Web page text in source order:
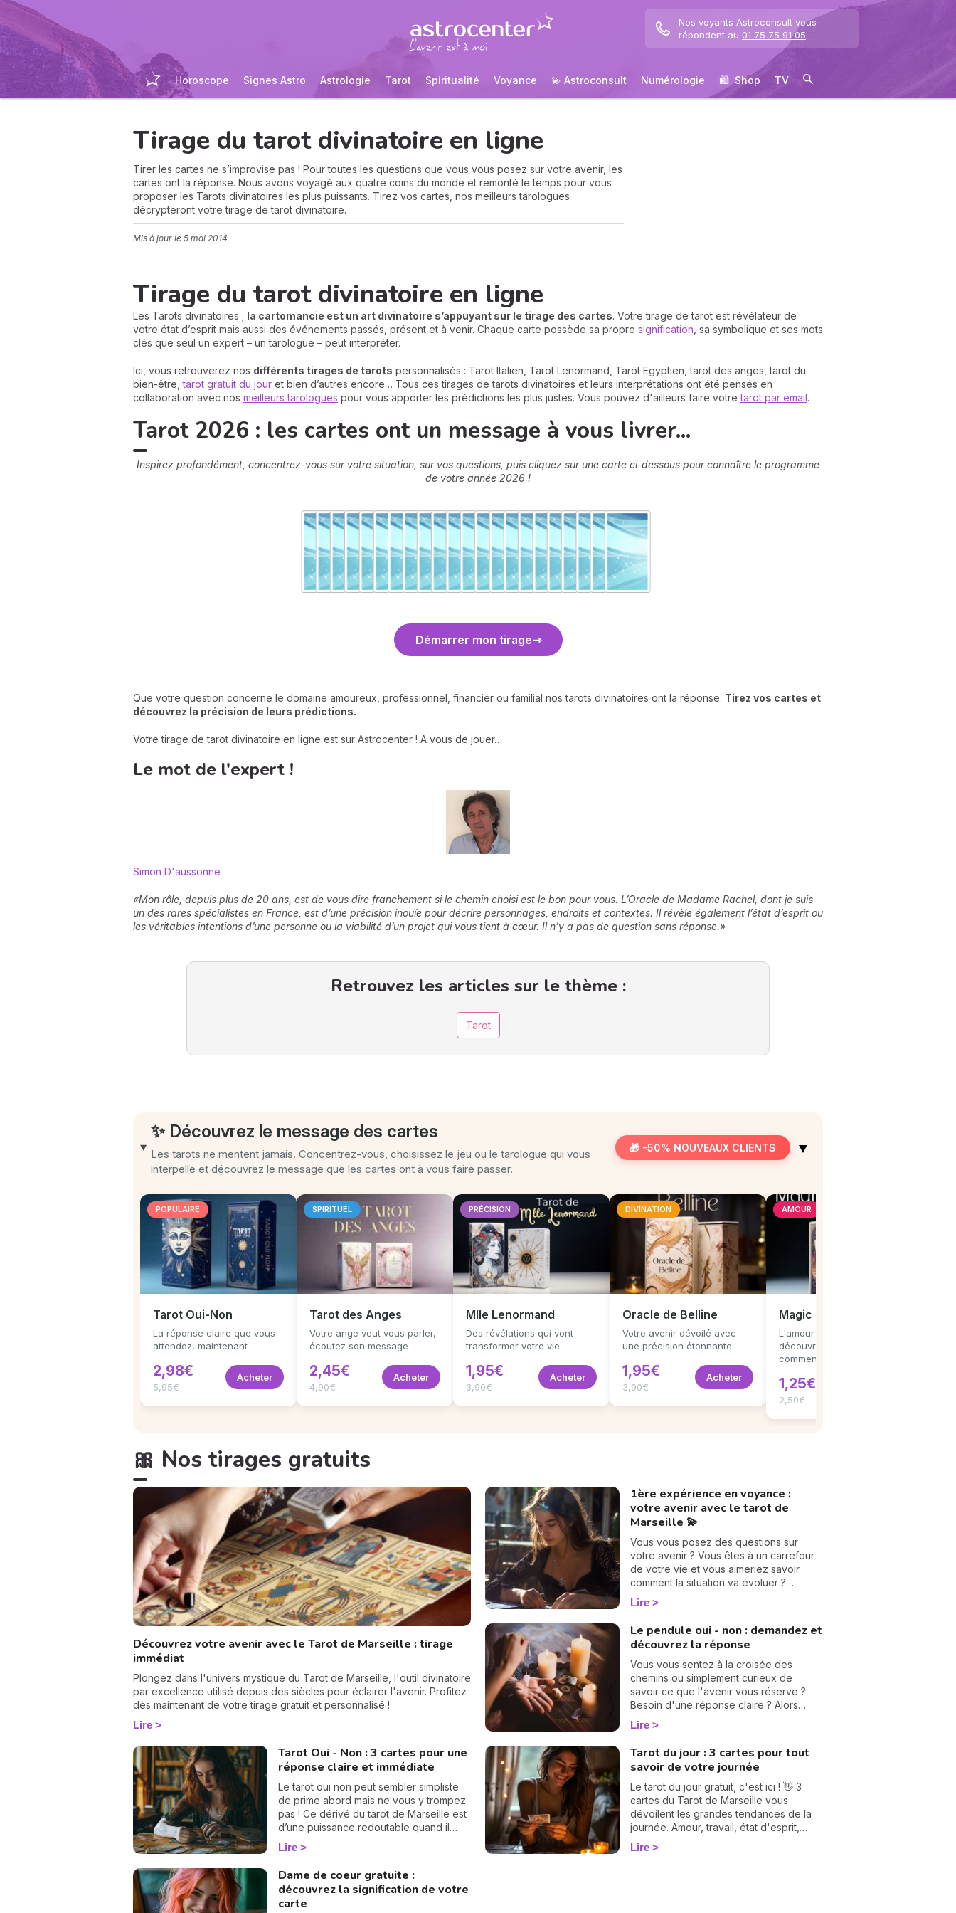
Nos voyants Astroconsult vous
répondent au 01 75 75 91 05
Horoscope Signes Astro Astrologie Tarot Spiritualité Voyance 💫 Astroconsult Numérologie 🛍 ️ Shop TV
Tirage du tarot divinatoire en ligne
Tirer les cartes ne s’improvise pas ! Pour toutes les questions que vous vous posez sur votre avenir, les
cartes ont la réponse. Nous avons voyagé aux quatre coins du monde et remonté le temps pour vous
proposer les Tarots divinatoires les plus puissants. Tirez vos cartes, nos meilleurs tarologues
décrypteront votre tirage de tarot divinatoire.
Mis à jour le 5 mai 2014
Tirage du tarot divinatoire en ligne
Les Tarots divinatoires ; la cartomancie est un art divinatoire s’appuyant sur le tirage des cartes. Votre tirage de tarot est révélateur de
votre état d’esprit mais aussi des événements passés, présent et à venir. Chaque carte possède sa propre signification , sa symbolique et ses mots
clés que seul un expert – un tarologue – peut interpréter.
Ici, vous retrouverez nos différents tirages de tarots personnalisés : Tarot Italien, Tarot Lenormand, Tarot Egyptien, tarot des anges, tarot du
bien-être,tarot gratuit du jour et bien d’autres encore… Tous ces tirages de tarots divinatoires et leurs interprétations ont été pensés en
collaboration avec nos meilleurs tarologues pour vous apporter les prédictions les plus justes. Vous pouvez d'ailleurs faire votretarot par email.
Tarot 2026 : les cartes ont un message à vous livrer...
Inspirez profondément, concentrez-vous sur votre situation, sur vos questions, puis cliquez sur une carte ci-dessous pour connaître le programme
de votre année 2026 !
Démarrer mon tirage
Que votre question concerne le domaine amoureux, professionnel, financier ou familial nos tarots divinatoires ont la réponse. Tirez vos cartes et
découvrez la précision de leurs prédictions.
Votre tirage de tarot divinatoire en ligne est sur Astrocenter ! A vous de jouer…
Le mot de l'expert !
Simon D'aussonne
«Mon rôle, depuis plus de 20 ans, est de vous dire franchement si le chemin choisi est le bon pour vous. L’Oracle de Madame Rachel, dont je suis
un des rares spécialistes en France, est d’une précision inouïe pour décrire personnages, endroits et contextes. Il révèle également l’état d’esprit ou
les véritables intentions d’une personne ou la viabilité d’un projet qui vous tient à cœur. Il n’y a pas de question sans réponse.»
Retrouvez les articles sur le thème :
Tarot
✨ Découvrez le message des cartes
Les tarots ne mentent jamais. Concentrez-vous, choisissez le jeu ou le tarologue qui vous
interpelle et découvrez le message que les cartes ont à vous faire passer.
🎁 -50% NOUVEAUX CLIENTS ▼
POPULAIRE
Tarot Oui-Non
La réponse claire que vous
attendez, maintenant
2,98€
5,95€
Acheter
SPIRITUEL
Tarot des Anges
Votre ange veut vous parler,
écoutez son message
2,45€
4,90€
Acheter
PRÉCISION
Mlle Lenormand
Des révélations qui vont
transformer votre vie
1,95€
3,90€
Acheter
DIVINATION
Oracle de Belline
Votre avenir dévoilé avec
une précision étonnante
1,95€
3,90€
Acheter
AMOUR
Magic Love Tarot
L'amour vous attend,
découvrez quand et
comment
1,25€
2,50€
🎀 Nos tirages gratuits
Découvrez votre avenir avec le Tarot de Marseille : tirage
immédiat
Plongez dans l'univers mystique du Tarot de Marseille, l'outil divinatoire
par excellence utilisé depuis des siècles pour éclairer l'avenir. Profitez
dès maintenant de votre tirage gratuit et personnalisé !
Lire
1ère expérience en voyance :
votre avenir avec le tarot de
Marseille 💫
Vous vous posez des questions sur
votre avenir ? Vous êtes à un carrefour
de votre vie et vous aimeriez savoir
comment la situation va évoluer ?
Obtenir des réponses à vos questions ?
Alors vous êtes au bon endroit, vous
tarots vous permettant de vivre une
première expérience de voyance.
Profitez-en et n'hésitez pas à nous
laisser un petit mot après avoir fait votre
tirage.
Lire
Le pendule oui - non : demandez et
découvrez la réponse
Vous vous sentez à la croisée des
chemins ou simplement curieux de
savoir ce que l'avenir vous réserve ?
Besoin d'une réponse claire ? Alors
vous êtes au bon endroit ! Je vous invite
à explorer le monde fascinant du
par oui ou par non. Que vous soyez
novice ou déjà adepte, il pourrait bien
vous éclairer de manière surprenante.
Lire
Tarot Oui - Non : 3 cartes pour une
réponse claire et immédiate
Le tarot oui non peut sembler simpliste
de prime abord mais ne vous y trompez
pas ! Ce dérivé du tarot de Marseille est
d’une puissance redoutable quand il
s’agit d’apporter une réponse claire à
une question précise. En 3 cartes ce
non », pas de « peut-être » ... Nous vous
dévoilons tous les secrets du Tarot oui
non et nous vous offrons même la
Lire
Tarot du jour : 3 cartes pour tout
savoir de votre journée
Le tarot du jour gratuit, c'est ici ! 👋 3
cartes du Tarot de Marseille vous
dévoilent les grandes tendances de la
journée. Amour, travail, état d'esprit,
vous saurez tout. Concentrez-vous et
retournez 3 cartes.
Lire
Dame de coeur gratuite :
découvrez la signification de votre
carte